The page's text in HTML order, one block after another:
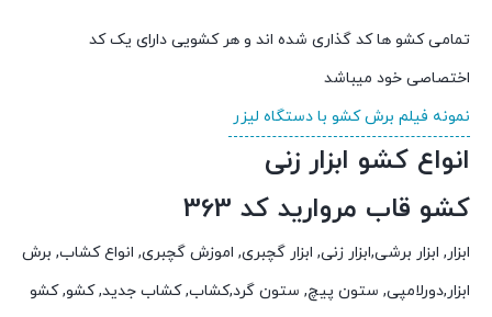
تمامی کشو ها کد گذاری شده اند و هر کشویی دارای یک کد
اختصاصی خود میباشد
نمونه فیلم برش کشو با دستگاه لیزر
انواع کشو ابزار زنی
کشو قاب مروارید کد 363
ابزار, ابزار برشی,ابزار زنی, ابزار گچبری, اموزش گچبری, انواع کشاب, برش
ابزار,دورلامپی, ستون پیچ, ستون گرد,کشاب, کشاب جدید, کشو, کشو